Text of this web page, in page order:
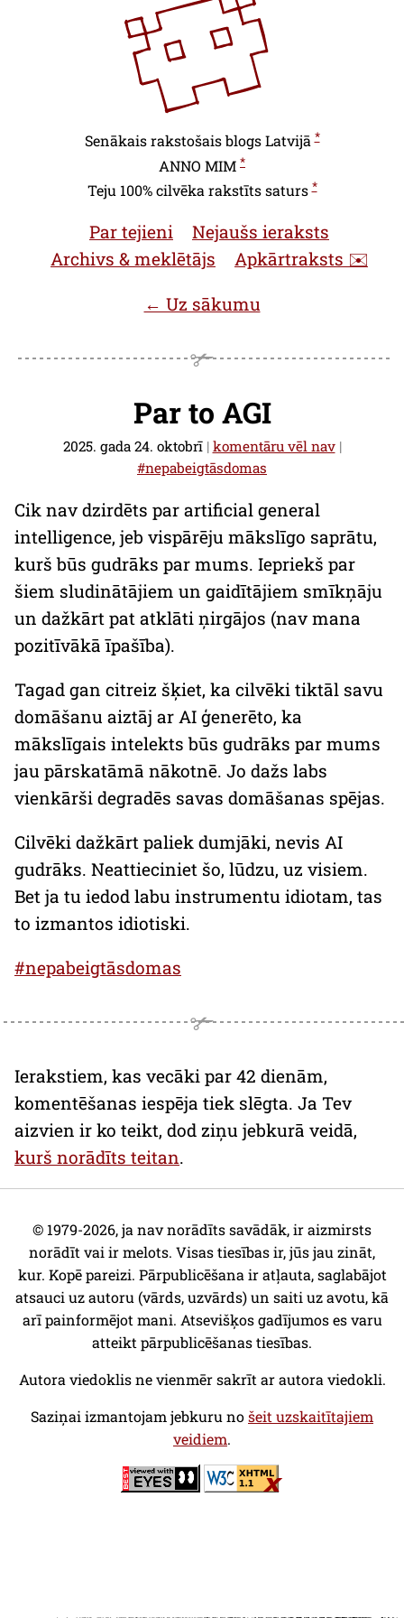
Senākais rakstošais blogs Latvijā*
ANNO MIM *
Teju 100% cilvēka rakstīts saturs*
Par tejieni
Nejaušs ieraksts
Archivs & meklētājs
Apkārtraksts ✉️
← Uz sākumu
Par to AGI
2025. gada 24. oktobrī | komentāru vēl nav |
#nepabeigtāsdomas
Cik nav dzirdēts par artificial general
intelligence, jeb vispārēju mākslīgo saprātu,
kurš būs gudrāks par mums. Iepriekš par
šiem sludinātājiem un gaidītājiem smīkņāju
un dažkārt pat atklāti ņirgājos (nav mana
pozitīvākā īpašība).
Tagad gan citreiz šķiet, ka cilvēki tiktāl savu
domāšanu aiztāj ar AI ģenerēto, ka
mākslīgais intelekts būs gudrāks par mums
jau pārskatāmā nākotnē. Jo dažs labs
vienkārši degradēs savas domāšanas spējas.
Cilvēki dažkārt paliek dumjāki, nevis AI
gudrāks. Neattieciniet šo, lūdzu, uz visiem.
Bet ja tu iedod labu instrumentu idiotam, tas
to izmantos idiotiski.
#nepabeigtāsdomas
Ierakstiem, kas vecāki par 42 dienām,
komentēšanas iespēja tiek slēgta. Ja Tev
aizvien ir ko teikt, dod ziņu jebkurā veidā,
kurš norādīts teitan.
© 1979-2026, ja nav norādīts savādāk, ir aizmirsts
norādīt vai ir melots. Visas tiesības ir, jūs jau zināt,
kur. Kopē pareizi. Pārpublicēšana ir atļauta, saglabājot
atsauci uz autoru (vārds, uzvārds) un saiti uz avotu, kā
arī painformējot mani. Atsevišķos gadījumos es varu
atteikt pārpublicēšanas tiesības.
Autora viedoklis ne vienmēr sakrīt ar autora viedokli.
Saziņai izmantojam jebkuru nošeit uzskaitītajiem
veidiem.